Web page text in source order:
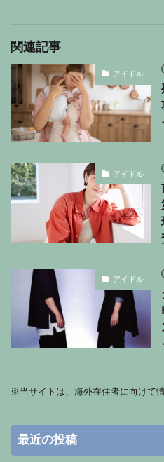
関連記事
アイドル
アイドル
アイドル
※ 当サイトは、海外在住者に向けて
最近の投稿